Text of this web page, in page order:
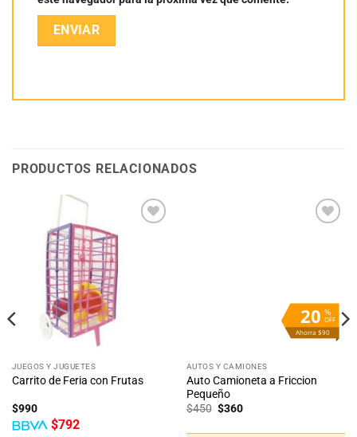
PRODUCTOS RELACIONADOS
JUEGOS Y JUGUETES
Carrito de Feria con Frutas
$990
$792
%
OFF
20
Ahorra $90
AUTOS Y CAMIONES
Auto Camioneta a Friccion
Pequeño
$450 El
$360El